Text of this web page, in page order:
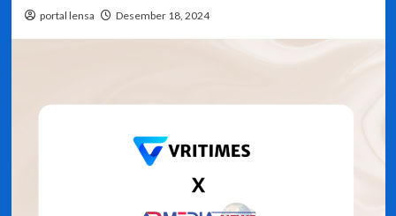
portal lensa Desember 18, 2024